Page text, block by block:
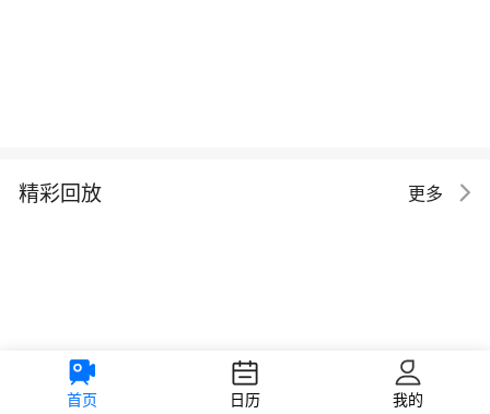
精彩回放 更多
首页 日历 我的